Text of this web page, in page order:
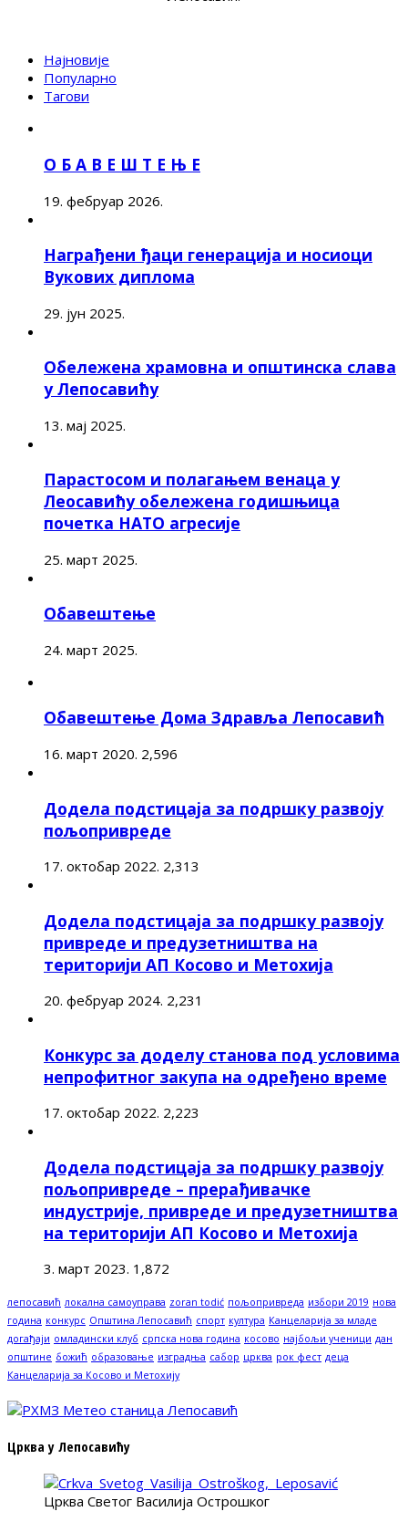
Најновије
Популарно
Тагови
О Б А В Е Ш Т Е Њ Е
19. фебруар 2026.
Награђени ђаци генерација и носиоци
Вукових диплома
29. јун 2025.
Обележена храмовна и општинска слава
у Лепосавићу
13. мај 2025.
Парастосом и полагањем венаца у
Леосавићу обележена годишњица
почетка НАТО агресије
25. март 2025.
Обавештење
24. март 2025.
Обавештење Дома Здравља Лепосавић
16. март 2020. 2,596
Додела подстицаја за подршку развоју
пољопривреде
17. октобар 2022. 2,313
Додела подстицаја за подршку развоју
привреде и предузетништва на
територији АП Косово и Метохија
20. фебруар 2024. 2,231
Конкурс за доделу станова под условима
непрофитног закупа на одређено време
17. октобар 2022. 2,223
Додела подстицаја за подршку развоју
пољопривреде – прерађивачке
индустрије, привреде и предузетништва
на територији АП Косово и Метохија
3. март 2023. 1,872
лепосавић локална самоуправа zoran todić пољопривреда избори 2019 нова
година конкурс Општина Лепосавић спорт култура Канцеларија за младе
догађаји омладински клуб српска нова година косово најбољи ученици дан
општине божић образовање изградња сабор црква рок фест деца
Канцеларија за Косово и Метохију
Црква у Лепосавићу
Црква Светог Василија Острошког